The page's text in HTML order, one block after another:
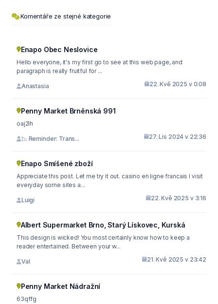
Komentáře ze stejné kategorie
Enapo Obec Neslovice
Hello everyone, it's my first go to see at this web page, and
paragraph is really fruitful for ...
Anastasia 22. Kvě 2025 v 0:08
Penny Market Brněnská 991
oaj2lh
📉 Reminder: Trans... 27. Lis 2024 v 22:36
Enapo Smíšené zboží
Appreciate this post. Let me try it out. casino en ligne francais I visit
everyday some sites a...
Luigi 22. Kvě 2025 v 3:16
Albert Supermarket Brno, Starý Lískovec, Kurská
This design is wicked! You most certainly know how to keep a
reader entertained. Between your w...
Val 21. Kvě 2025 v 23:42
Penny Market Nádražní
63qffg